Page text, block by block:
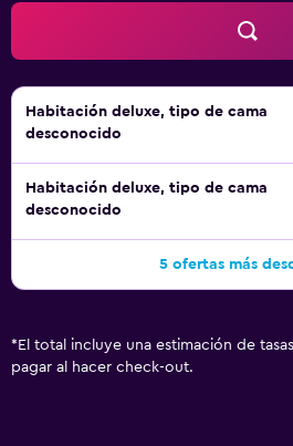
Habitación deluxe, tipo de cama
desconocido
Habitación deluxe, tipo de cama
desconocido
5 ofertas más
* El total incluye una estimación de
pagar al hacer check-out.